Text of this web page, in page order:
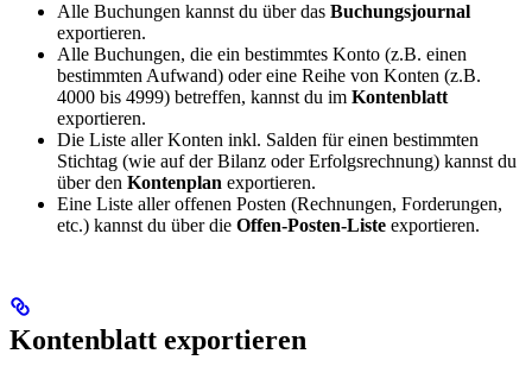
Alle Buchungen kannst du über das Buchungsjournal
exportieren.
Alle Buchungen, die ein bestimmtes Konto (z.B. einen
bestimmten Aufwand) oder eine Reihe von Konten (z.B.
4000 bis 4999) betreffen, kannst du im Kontenblatt
exportieren.
Die Liste aller Konten inkl. Salden für einen bestimmten
Stichtag (wie auf der Bilanz oder Erfolgsrechnung) kannst du
über den Kontenplan exportieren.
Eine Liste aller offenen Posten (Rechnungen, Forderungen,
etc.) kannst du über die Offen-Posten-Liste exportieren.
Kontenblatt exportieren